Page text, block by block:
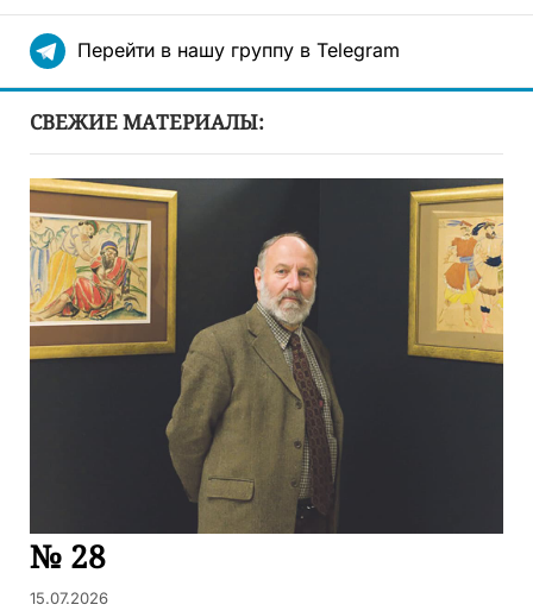
Перейти в нашу группу в Telegram
СВЕЖИЕ МАТЕРИАЛЫ:
№ 28
15.07.2026